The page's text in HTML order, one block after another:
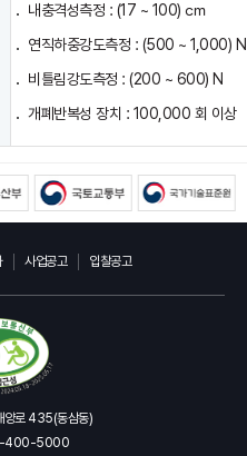
내충격성측정 : (17 ~ 100) ㎝
연직하중강도측정 : (500 ~ 1,000) N
비틀림강도측정 : (200 ~ 600) N
개폐반복성 장치 : 100,000 회 이상
사업공고 입찰공고
양로 435(동삼동)
400-5000